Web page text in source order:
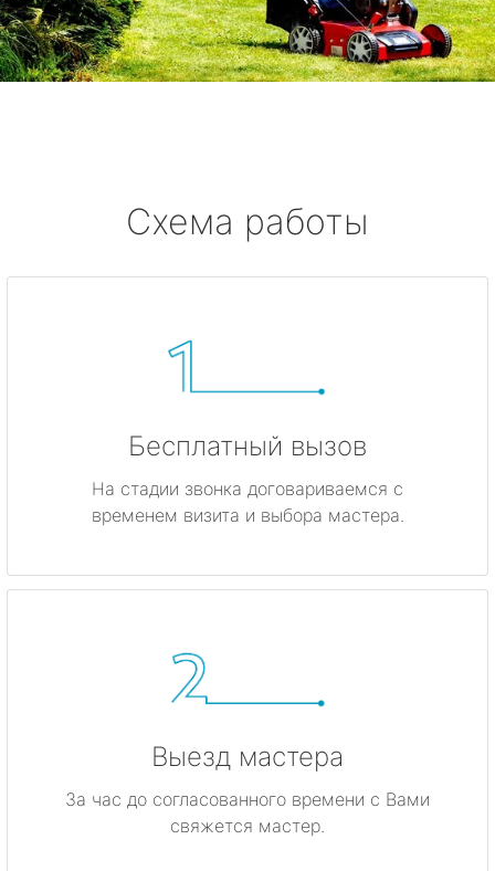
Схема работы
Бесплатный вызов
На стадии звонка договариваемся с
временем визита и выбора мастера.
Выезд мастера
За час до согласованного времени с Вами
свяжется мастер.